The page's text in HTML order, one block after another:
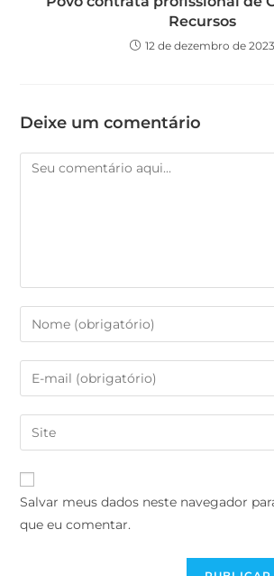
Recursos
12 de dezembro de 2023
Deixe um comentário
Salvar meus dados neste navegador
que eu comentar.